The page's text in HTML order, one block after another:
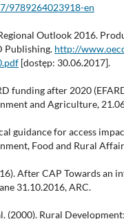
9789264023918-en
Outlook 2016.
Publishing. http://
[dostęp: 30.06.2017].
funding after 2020
and Agriculture,
guidance for access
Food and Rural
After CAP Towards an
31.10.2016, ARC.
(2000). Rural